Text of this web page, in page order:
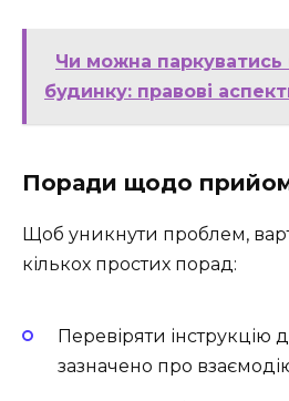
Чи можна паркуватись
будинку: правові
Поради щодо
Щоб уникнути проблем,
кількох простих порад:
Перевіряти інструкцію
зазначено про